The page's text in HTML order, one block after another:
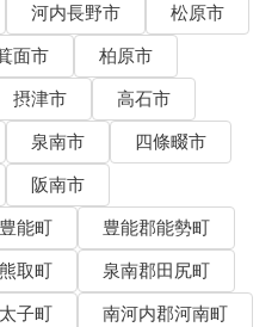
河内長野市
松原市
面市
柏原市
摂津市
高石市
泉南市
四條畷市
阪南市
能町
豊能郡能勢町
取町
泉南郡田尻町
子町
南河内郡河南町